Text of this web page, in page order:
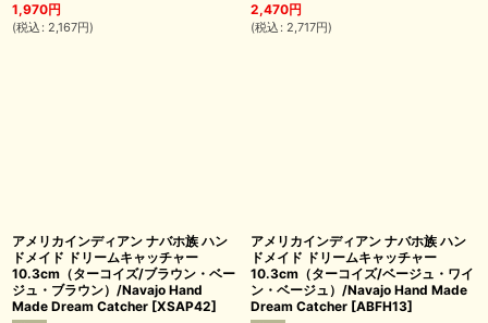
1,970円
(税込 : 2,167円)
2,470円
(税込 : 2,717円)
アメリカインディアン ナバホ族 ハン
ドメイド ドリームキャッチャー
10.3cm（ターコイズ/ブラウン・ベー
ジュ・ブラウン）/Navajo Hand
Made Dream Catcher [XSAP42]
アメリカインディアン ナバホ族 ハン
ドメイド ドリームキャッチャー
10.3cm（ターコイズ/ベージュ・ワイ
ン・ベージュ）/Navajo Hand Made
Dream Catcher [ABFH13]